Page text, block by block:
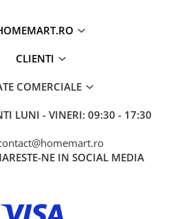
CLIENTI
COMERCIALE
LUNI - VINERI: 09:30 - 17:30
NE IN SOCIAL MEDIA